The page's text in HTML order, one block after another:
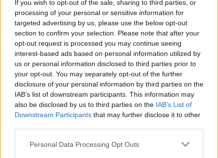
If you wish to opt-out of the sale, sharing to third parties, or
processing of your personal or sensitive information for
targeted advertising by us, please use the below opt-out
section to confirm your selection. Please note that after your
opt-out request is processed you may continue seeing
interest-based ads based on personal information utilized by
us or personal information disclosed to third parties prior to
your opt-out. You may separately opt-out of the further
disclosure of your personal information by third parties on the
IAB’s list of downstream participants. This information may
also be disclosed by us to third parties on the IAB’s List of
Downstream Participants that may further disclose it to other
Please note that this website/app uses one or more Google
Personal Data Processing Opt Outs
50. Και πολλές αισιόδοξες σκέψεις.